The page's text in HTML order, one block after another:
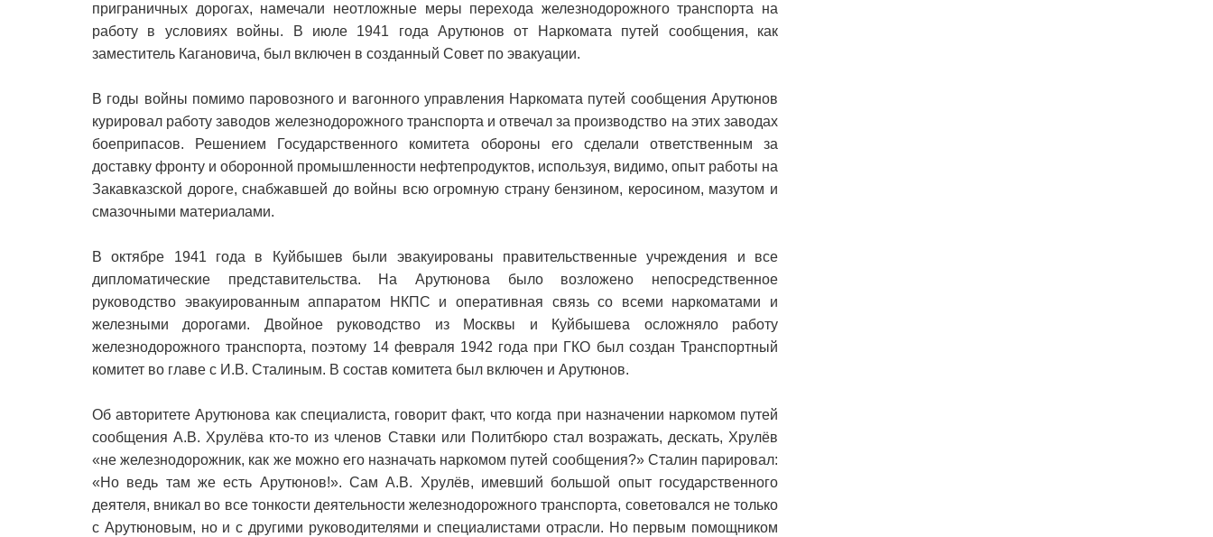
приграничных дорогах, намечали неотложные меры перехода железнодорожного транспорта на
работу в условиях войны. В июле 1941 года Арутюнов от Наркомата путей сообщения, как
заместитель Кагановича, был включен в созданный Совет по эвакуации.
В годы войны помимо паровозного и вагонного управления Наркомата путей сообщения Арутюнов
курировал работу заводов железнодорожного транспорта и отвечал за производство на этих заводах
боеприпасов. Решением Государственного комитета обороны его сделали ответственным за
доставку фронту и оборонной промышленности нефтепродуктов, используя, видимо, опыт работы на
Закавказской дороге, снабжавшей до войны всю огромную страну бензином, керосином, мазутом и
смазочными материалами.
В октябре 1941 года в Куйбышев были эвакуированы правительственные учреждения и все
дипломатические представительства. На Арутюнова было возложено непосредственное
руководство эвакуированным аппаратом НКПС и оперативная связь со всеми наркоматами и
железными дорогами. Двойное руководство из Москвы и Куйбышева осложняло работу
железнодорожного транспорта, поэтому 14 февраля 1942 года при ГКО был создан Транспортный
комитет во главе с И.В. Сталиным. В состав комитета был включен и Арутюнов.
Об авторитете Арутюнова как специалиста, говорит факт, что когда при назначении наркомом путей
сообщения А.В. Хрулёва кто-то из членов Ставки или Политбюро стал возражать, дескать, Хрулёв
«не железнодорожник, как же можно его назначать наркомом путей сообщения?» Сталин парировал:
«Но ведь там же есть Арутюнов!». Сам А.В. Хрулёв, имевший большой опыт государственного
деятеля, вникал во все тонкости деятельности железнодорожного транспорта, советовался не только
с Арутюновым, но и с другими руководителями и специалистами отрасли. Но первым помощником